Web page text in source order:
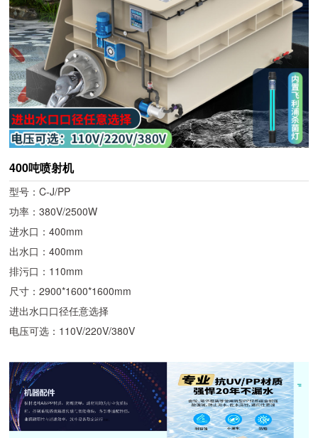
400吨喷射机
型号：C-J/PP
功率：380V/2500W
进水口：400mm
出水口：400mm
排污口：110mm
尺寸：2900*1600*1600mm
进出水口口径任意选择
电压可选：110V/220V/380V